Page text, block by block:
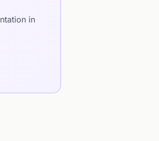
in